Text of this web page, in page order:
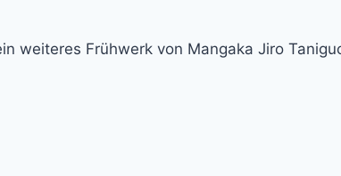
weiteres Frühwerk von Mangaka Jiro